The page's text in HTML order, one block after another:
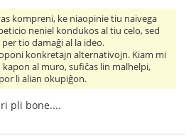
kompreni, ke niaopinie tiu naivega
neniel kondukos al tiu celo, sed
tio damaĝi al la ideo.
konkretajn alternativojn. Kiam mi
kapon al muro, sufiĉas lin malhelpi,
li alian okupiĝon.
pli bone....